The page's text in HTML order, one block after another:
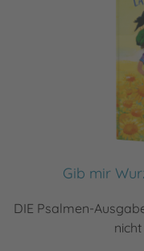
Gib mir
DIE Psalmen-